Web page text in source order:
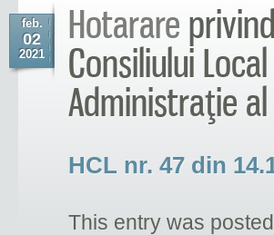
feb.
02
2021
Hotarare
Consiliului
Administraţie
HCL nr. 47 din
This entry was